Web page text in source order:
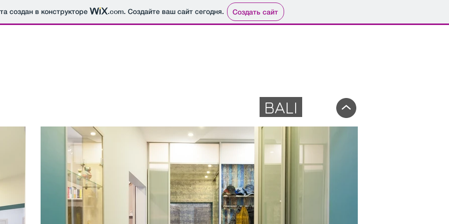
создан в конструкторе .com. Создайте ваш сайт сегодня. Создать сайт
BALI